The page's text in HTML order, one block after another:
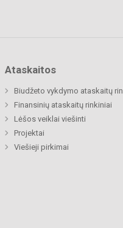
Ataskaitos
Biudžeto vykdymo ataskaitų
Finansinių ataskaitų rinkiniai
Lėšos veiklai viešinti
Projektai
Viešieji pirkimai